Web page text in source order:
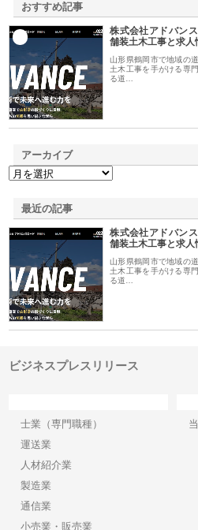
おすすめ記事
株式会社アドバン
舗装土木工事と求人
山形県鶴岡市で地域の
土木工事を手がける専
る道…
アーカイブ
最近の記事
株式会社アドバン
舗装土木工事と求人
山形県鶴岡市で地域の
土木工事を手がける専
る道…
ビジネスプレスリリース
士業（専門職種）
運送業
人材紹介業
製造業
通信業
小売業・販売業